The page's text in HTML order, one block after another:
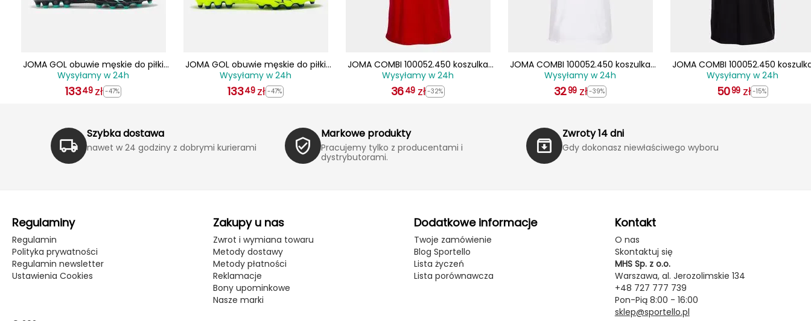
JOMA GOL obuwie męskie do piłki
nożnej lanki GOLS2501AG czarne
Wysyłamy w 24h
13349 zł -47%
JOMA GOL obuwie męskie do piłki
nożnej lanki GOLS2509AG żółte
Wysyłamy w 24h
13349 zł -47%
JOMA COMBI 100052.450 koszulka
męska sportowa treningowa t-shirt
czerwona
Wysyłamy w 24h
3649 zł -32%
JOMA COMBI 100052.450 koszulka
męska sportowa treningowa t-shirt
zielony
Wysyłamy w 24h
3299 zł -39%
JOMA COMBI 100052.450
męska sportowa treningowa t-
czarna
Wysyłamy w 24h
5099 zł -15%
Szybka dostawa
nawet w 24 godziny z dobrymi kurierami
Markowe produkty
Pracujemy tylko z producentami i
dystrybutorami.
Zwroty 14 dni
Gdy dokonasz niewłaściwego wyboru
Regulaminy
Regulamin
Polityka prywatności
Regulamin newsletter
Ustawienia Cookies
Zakupy u nas
Zwrot i wymiana towaru
Metody dostawy
Metody płatności
Reklamacje
Bony upominkowe
Nasze marki
Dodatkowe informacje
Twoje zamówienie
Blog Sportello
Lista życzeń
Lista porównawcza
Kontakt
O nas
Skontaktuj się
MHS Sp. z o.o.
Warszawa, al. Jerozolimskie 134
+48 727 777 739
Pon-Pią 8:00 - 16:00
sklep@sportello.pl